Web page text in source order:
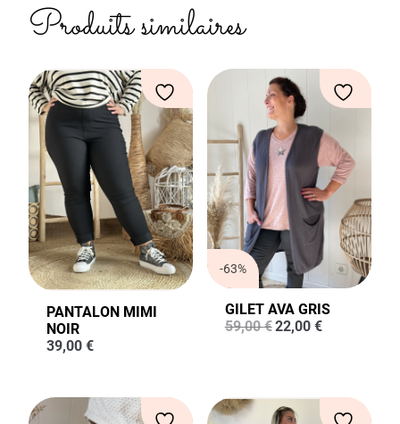
Produits similaires
PANTALON MIMI
NOIR
39,00 €
-63%
GILET AVA GRIS
59,00€Le
22,00 €Le